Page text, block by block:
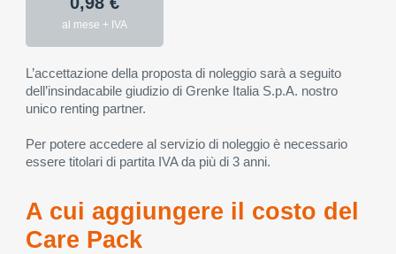
al mese + IVA
L’accettazione della proposta di noleggio sarà a seguito
dell’insindacabile giudizio di Grenke Italia S.p.A. nostro
unico renting partner.
Per potere accedere al servizio di noleggio è necessario
essere titolari di partita IVA da più di 3 anni.
A cui aggiungere il costo del
Care Pack